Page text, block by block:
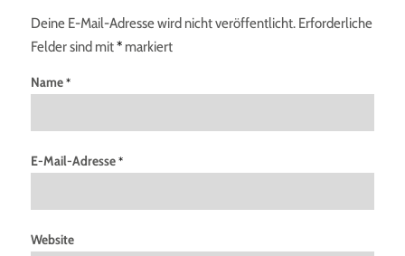
Deine E-Mail-Adresse wird nicht veröffentlicht. Erforderliche
Felder sind mit*markiert
Name*
E-Mail-Adresse*
Website